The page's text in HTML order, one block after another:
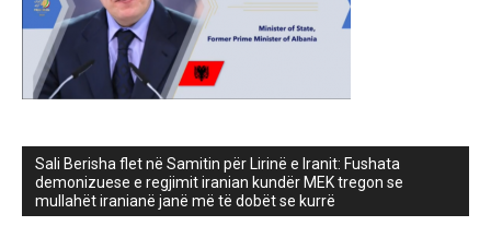
Sali Berisha flet në Samitin për Lirinë e Iranit: Fushata
demonizuese e regjimit iranian kundër MEK tregon se
mullahët iranianë janë më të dobët se kurrë